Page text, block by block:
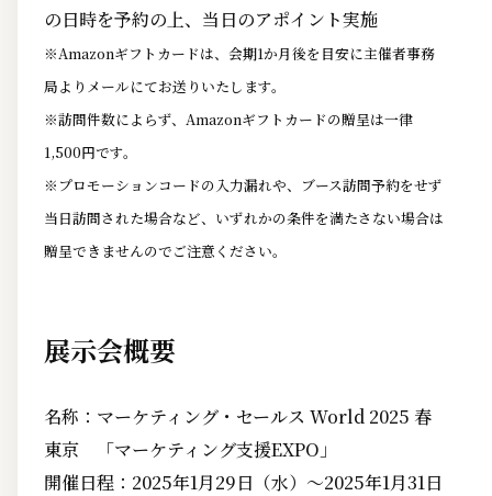
の日時を予約の上、当日のアポイント実施
※Amazonギフトカードは、会期1か月後を目安に主催者事務
局よりメールにてお送りいたします。
※訪問件数によらず、Amazonギフトカードの贈呈は一律
1,500円です。
※プロモーションコードの入力漏れや、ブース訪問予約をせず
当日訪問された場合など、いずれかの条件を満たさない場合は
贈呈できませんのでご注意ください。
展示会概要
名称：マーケティング・セールス World 2025 春
東京 「マーケティング支援EXPO」
開催日程：2025年1月29日（水）～2025年1月31日